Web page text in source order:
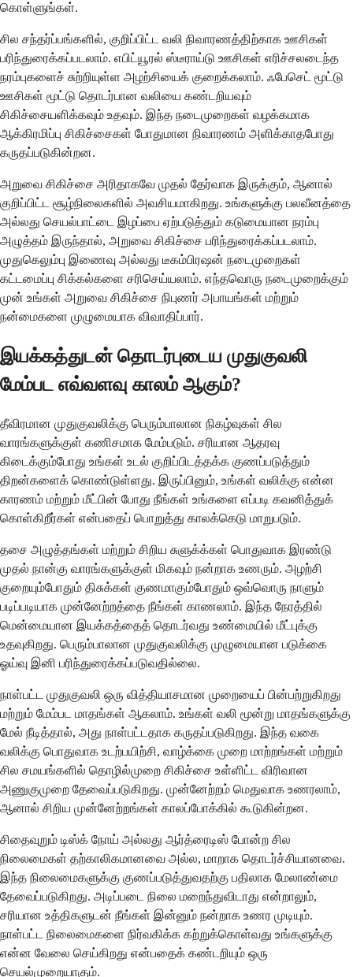
கொள்ளுங்கள்.
சில சந்தர்ப்பங்களில், குறிப்பிட்ட வலி நிவாரணத்திற்காக ஊசிகள்
பரிந்துரைக்கப்படலாம். எபிட்யூரல் ஸ்டீராய்டு ஊசிகள் எரிச்சலடைந்த
நரம்புகளைச் சுற்றியுள்ள அழற்சியைக் குறைக்கலாம். ஃபேசெட் மூட்டு
ஊசிகள் மூட்டு தொடர்பான வலியை கண்டறியவும்
சிகிச்சையளிக்கவும் உதவும். இந்த நடைமுறைகள் வழக்கமாக
ஆக்கிரமிப்பு சிகிச்சைகள் போதுமான நிவாரணம் அளிக்காதபோது
கருதப்படுகின்றன.
அறுவை சிகிச்சை அரிதாகவே முதல் தேர்வாக இருக்கும், ஆனால்
குறிப்பிட்ட சூழ்நிலைகளில் அவசியமாகிறது. உங்களுக்கு பலவீனத்தை
அல்லது செயல்பாட்டை இழப்பை ஏற்படுத்தும் கடுமையான நரம்பு
அழுத்தம் இருந்தால், அறுவை சிகிச்சை பரிந்துரைக்கப்படலாம்.
முதுகெலும்பு இணைவு அல்லது டீகம்பிரஷன் நடைமுறைகள்
கட்டமைப்பு சிக்கல்களை சரிசெய்யலாம். எந்தவொரு நடைமுறைக்கும்
முன் உங்கள் அறுவை சிகிச்சை நிபுணர் அபாயங்கள் மற்றும்
நன்மைகளை முழுமையாக விவாதிப்பார்.
இயக்கத்துடன் தொடர்புடைய முதுகுவலி
மேம்பட எவ்வளவு காலம் ஆகும்?
தீவிரமான முதுகுவலிக்கு பெரும்பாலான நிகழ்வுகள் சில
வாரங்களுக்குள் கணிசமாக மேம்படும். சரியான ஆதரவு
கிடைக்கும்போது உங்கள் உடல் குறிப்பிடத்தக்க குணப்படுத்தும்
திறன்களைக் கொண்டுள்ளது. இருப்பினும், உங்கள் வலிக்கு என்ன
காரணம் மற்றும் மீட்பின் போது நீங்கள் உங்களை எப்படி கவனித்துக்
கொள்கிறீர்கள் என்பதைப் பொறுத்து காலக்கெடு மாறுபடும்.
தசை அழுத்தங்கள் மற்றும் சிறிய சுளுக்க்கள் பொதுவாக இரண்டு
முதல் நான்கு வாரங்களுக்குள் மிகவும் நன்றாக உணரும். அழற்சி
குறையும்போதும் திசுக்கள் குணமாகும்போதும் ஒவ்வொரு நாளும்
படிப்படியாக முன்னேற்றத்தை நீங்கள் காணலாம். இந்த நேரத்தில்
மென்மையான இயக்கத்தைத் தொடர்வது உண்மையில் மீட்புக்கு
உதவுகிறது. பெரும்பாலான முதுகுவலிக்கு முழுமையான படுக்கை
ஓய்வு இனி பரிந்துரைக்கப்படுவதில்லை.
நாள்பட்ட முதுகுவலி ஒரு வித்தியாசமான முறையைப் பின்பற்றுகிறது
மற்றும் மேம்பட மாதங்கள் ஆகலாம். உங்கள் வலி மூன்று மாதங்களுக்கு
மேல் நீடித்தால், அது நாள்பட்டதாக கருதப்படுகிறது. இந்த வகை
வலிக்கு பொதுவாக உடற்பயிற்சி, வாழ்க்கை முறை மாற்றங்கள் மற்றும்
சில சமயங்களில் தொழில்முறை சிகிச்சை உள்ளிட்ட விரிவான
அணுகுமுறை தேவைப்படுகிறது. முன்னேற்றம் மெதுவாக உணரலாம்,
ஆனால் சிறிய முன்னேற்றங்கள் காலப்போக்கில் கூடுகின்றன.
சிதைவுறும் டிஸ்க் நோய் அல்லது ஆர்த்ரைடிஸ் போன்ற சில
நிலைமைகள் தற்காலிகமானவை அல்ல, மாறாக தொடர்ச்சியானவை.
இந்த நிலைமைகளுக்கு குணப்படுத்துவதற்கு பதிலாக மேலாண்மை
தேவைப்படுகிறது. அடிப்படை நிலை மறைந்துவிடாது என்றாலும்,
சரியான உத்திகளுடன் நீங்கள் இன்னும் நன்றாக உணர முடியும்.
நாள்பட்ட நிலைமைகளை நிர்வகிக்க கற்றுக்கொள்வது உங்களுக்கு
என்ன வேலை செய்கிறது என்பதைக் கண்டறியும் ஒரு
செயல்முறையாகும்.